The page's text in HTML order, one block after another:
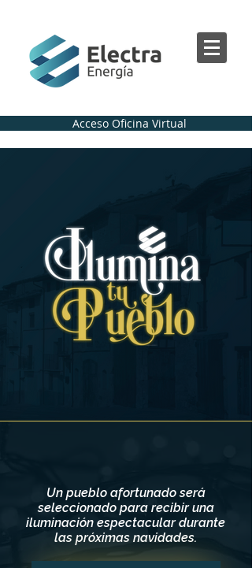
Acceso Oficina Virtual
Un pueblo afortunado será
seleccionado para recibir una
iluminación espectacular durante
las próximas navidades.